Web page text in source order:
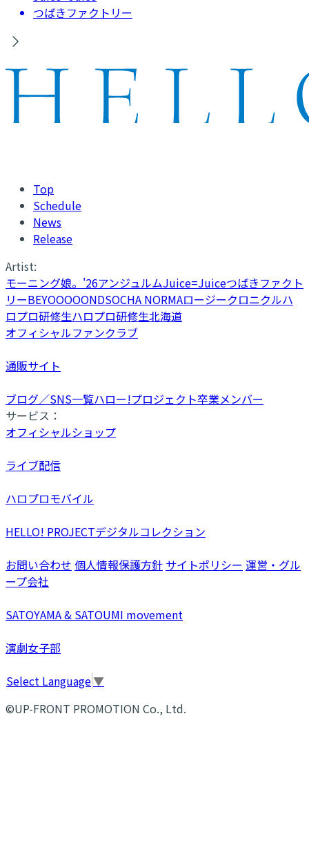
つばきファクトリー
Top
Schedule
News
Release
Artist:
モーニング娘。'26アンジュルムJuice=Juiceつばきファクト
リーBEYOOOOONDSOCHA NORMAロージークロニクルハ
ロプロ研修生ハロプロ研修生北海道
オフィシャルファンクラブ
通販サイト
ブログ／SNS一覧ハロー!プロジェクト卒業メンバー
サービス：
オフィシャルショップ
ライブ配信
ハロプロモバイル
HELLO! PROJECTデジタルコレクション
お問い合わせ 個人情報保護方針 サイトポリシー 運営・グル
ープ会社
SATOYAMA & SATOUMI movement
演劇女子部
Select Language▼
©UP-FRONT PROMOTION Co., Ltd.